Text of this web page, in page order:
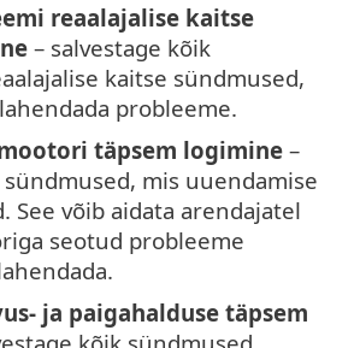
reaalajalise kaitse
– salvestage kõik
kaitse sündmused,
probleeme.
täpsem logimine –
mis uuendamise
See võib aidata arendajatel
seotud probleeme
ja paigahalduse täpsem